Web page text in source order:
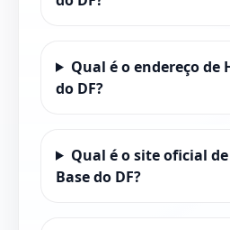
Qual é o endereço de
do DF?
Qual é o site oficial
Base do DF?